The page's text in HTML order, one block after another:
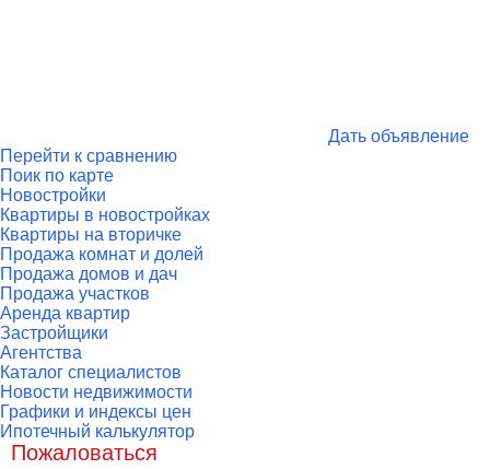
Дать объявление
Перейти к сравнению
Поик по карте
Новостройки
Квартиры в новостройках
Квартиры на вторичке
Продажа комнат и долей
Продажа домов и дач
Продажа участков
Аренда квартир
Застройщики
Агентства
Каталог специалистов
Новости недвижимости
Графики и индексы цен
Ипотечный калькулятор
Пожаловаться